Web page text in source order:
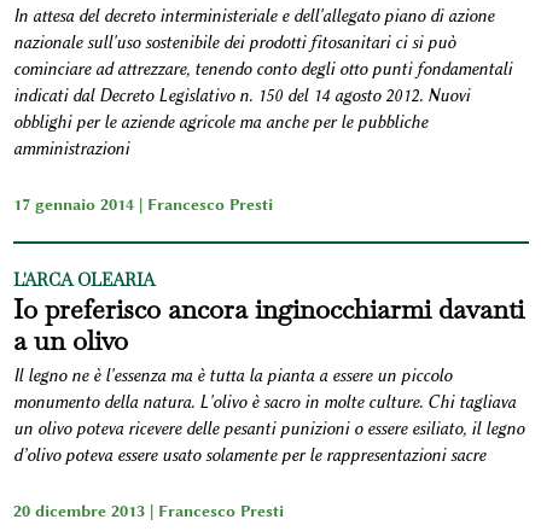
In attesa del decreto interministeriale e dell'allegato piano di azione
nazionale sull'uso sostenibile dei prodotti fitosanitari ci si può
cominciare ad attrezzare, tenendo conto degli otto punti fondamentali
indicati dal Decreto Legislativo n. 150 del 14 agosto 2012. Nuovi
obblighi per le aziende agricole ma anche per le pubbliche
amministrazioni
17 gennaio 2014 | Francesco Presti
L'ARCA OLEARIA
Io preferisco ancora inginocchiarmi davanti
a un olivo
Il legno ne è l'essenza ma è tutta la pianta a essere un piccolo
monumento della natura. L'olivo è sacro in molte culture. Chi tagliava
un olivo poteva ricevere delle pesanti punizioni o essere esiliato, il legno
d’olivo poteva essere usato solamente per le rappresentazioni sacre
20 dicembre 2013 | Francesco Presti